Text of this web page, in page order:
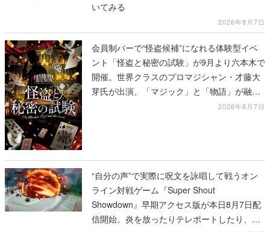
いてみる
2026年8月7日
会員制バーで“怪盗候補”になれる体験型イベ
ント「怪盗と秘密の試験」が9月より六本木で
開催。世界クラスのプロマジシャン・才藤大
芽氏が出演、「マジック」と「物語」が融合
2026年8月7日
“自分の声”で実際に呪文を詠唱して戦うオン
ライン対戦ゲーム『Super Shout
Showdown』早期アクセス版が本日8月7日配
信開始。炎を放ったりテレポートしたり、登